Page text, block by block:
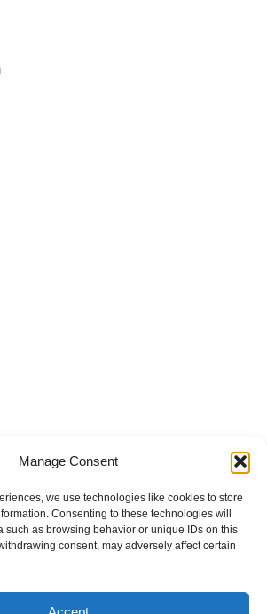
Manage Consent
we use technologies like cookies to store
Consenting to these technologies will
such as browsing behavior or unique IDs on this
consent, may adversely affect certain